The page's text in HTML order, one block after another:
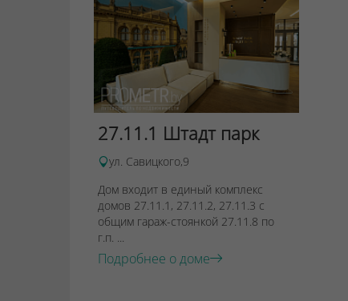
27.11.1 Штадт парк
ул. Савицкого,9
Дом входит в единый комплекс
домов 27.11.1, 27.11.2, 27.11.3 с
общим гараж-стоянкой 27.11.8 по
г.п. ...
Подробнее о доме